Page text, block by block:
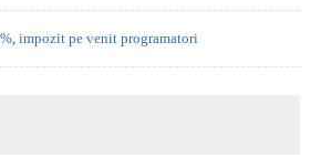
, impozit pe venit programatori